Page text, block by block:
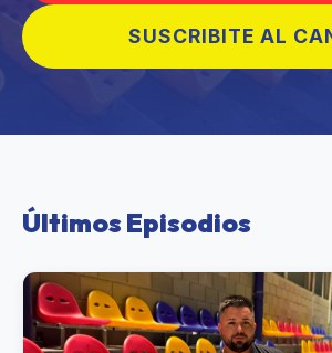
SUSCRIBITE AL
Últimos Episodios